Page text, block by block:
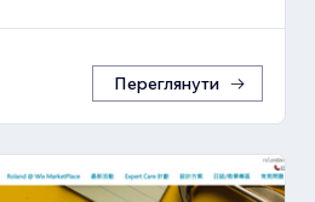
Переглянути